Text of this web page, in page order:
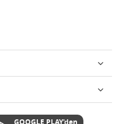
GOOGLE PLAY'den